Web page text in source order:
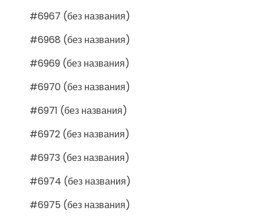
#6967 (без названия)
#6968 (без названия)
#6969 (без названия)
#6970 (без названия)
#6971 (без названия)
#6972 (без названия)
#6973 (без названия)
#6974 (без названия)
#6975 (без названия)